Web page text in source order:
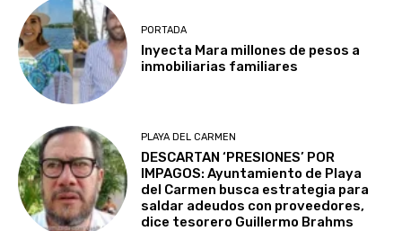
PORTADA
Inyecta Mara millones de pesos a
inmobiliarias familiares
PLAYA DEL CARMEN
DESCARTAN ‘PRESIONES’ POR
IMPAGOS: Ayuntamiento de Playa
del Carmen busca estrategia para
saldar adeudos con proveedores,
dice tesorero Guillermo Brahms